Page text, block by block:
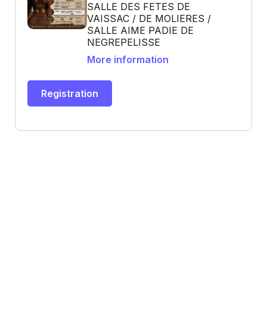
SALLE DES FETES DE
VAISSAC / DE MOLIERES /
SALLE AIME PADIE DE
NEGREPELISSE
More information
Registration